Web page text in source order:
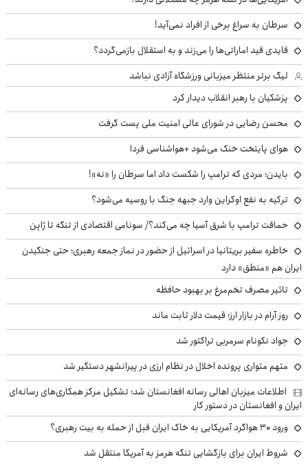
سرطان به سراغ برخی از افراد نمی‌آید!
قایدی قید اماراتی‌ها را می‌زند و به استقلال بازمی‌گردد؟
لیگ برتر منتظر میزبانی ورزشگاه آزادی نباشد
پزشکیان با رهبر انقلاب دیدار کرد
محسن رضایی در شورای عالی امنیت ملی پست گرفت
هوای پایتخت خنک می‌شود +هواشناسی فردا
بایدن؛ مردی که ترامپ را شکست داد اما سرطان را «نه»!
ترکیه به نفع اوکراین وارد جبهه جنگ با روسیه می‌شود؟
حماقت ترامپ با شرق آسیا چه می‌کند؟/ سونامی اقتصادی از تنگه تا ژاپن
خاطره سفیر بریتانیا در اسرائیل از حضور در نماز جمعه رهبری؛ حتی جنگیدن
ایران هم «منطق» دارد
تاثیر مصرف تخم‌مرغ بر بهبود حافظه
روز آرام در بازار ارز؛ قیمت دلار ثابت ماند
جواد نکونام سرمربی تراکتور شد
متهم متواری پرونده اخلال در نظام ارزی در پیرانشهر دستگیر شد
اطلاعات میزبان اهالی رسانه افغانستان شد؛ تشکیل مرکز همکاری‌های رسانه‌ای
ایران و افغانستان در دستور کار
ورود ۳۰ هواگرد آمریکایی به خاک ایران قبل از حمله به بیت رهبری؟
شروط ایران برای بازگشایی تنگه هرمز به آمریکا منتقل شد